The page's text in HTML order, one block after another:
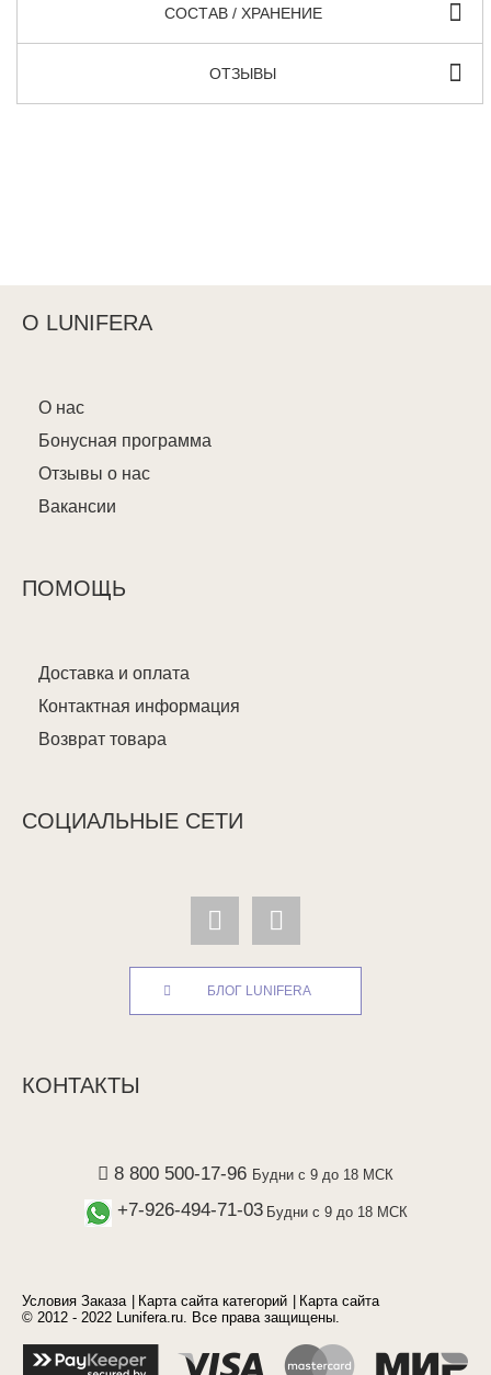
СОСТАВ / ХРАНЕНИЕ
ОТЗЫВЫ
О LUNIFERA
О нас
Бонусная программа
Отзывы о нас
Вакансии
ПОМОЩЬ
Доставка и оплата
Контактная информация
Возврат товара
СОЦИАЛЬНЫЕ СЕТИ
БЛОГ LUNIFERA
КОНТАКТЫ
8 800 500-17-96 Будни с 9 до 18 МСК
+7-926-494-71-03 Будни с 9 до 18 МСК
Условия Заказа Карта сайта категорий
Карта сайта
© 2012 - 2022 Lunifera.ru. Все права защищены.